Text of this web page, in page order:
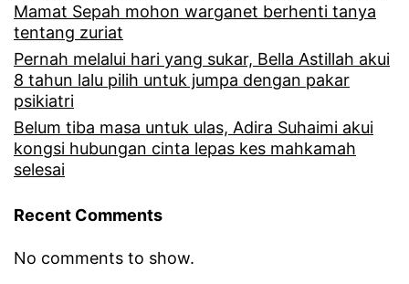
Mamat Sepah mohon warganet berhenti tanya
tentang zuriat
Pernah melalui hari yang sukar, Bella Astillah akui
8 tahun lalu pilih untuk jumpa dengan pakar
psikiatri
Belum tiba masa untuk ulas, Adira Suhaimi akui
kongsi hubungan cinta lepas kes mahkamah
selesai
Recent Comments
No comments to show.